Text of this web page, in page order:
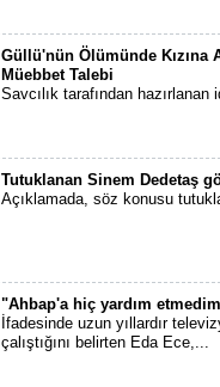
Güllü'nün Ölümünde Kızına
Müebbet Talebi
Savcılık tarafından hazırlanan
Tutuklanan Sinem Dedetaş
Açıklamada, söz konusu
"Ahbap'a hiç yardım
İfadesinde uzun yıllardır
çalıştığını belirten Eda Ece,...